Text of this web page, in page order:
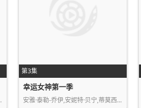
第3集
幸运女神第一季
安雅·泰勒-乔伊,安妮特·贝宁,蒂莫西…